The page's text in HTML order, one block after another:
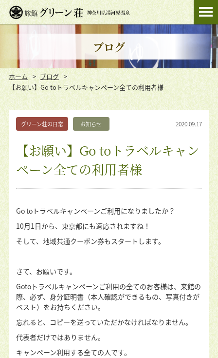
ブログ
ホーム
ブログ
【お願い】Go toトラベルキャンペーン全ての利用者様
グリーン荘の日常 お知らせ 2020.09.17
【お願い】Go toトラベルキャン
ペーン全ての利用者様
Go toトラベルキャンペーンご利用になりましたか？
10月1日から、東京都にも適応されますね！
そして、地域共通クーポン券もスタートします。
さて、お願いです。
Gotoトラベルキャンペーンご利用の全てのお客様は、来館の
際、必ず、身分証明書（本人確認ができるもの、写真付きが
ベスト）をお持ちください。
忘れると、コピーを送っていただかなければなりません。
代表者だけではありません。
キャンペーン利用する全ての人です。